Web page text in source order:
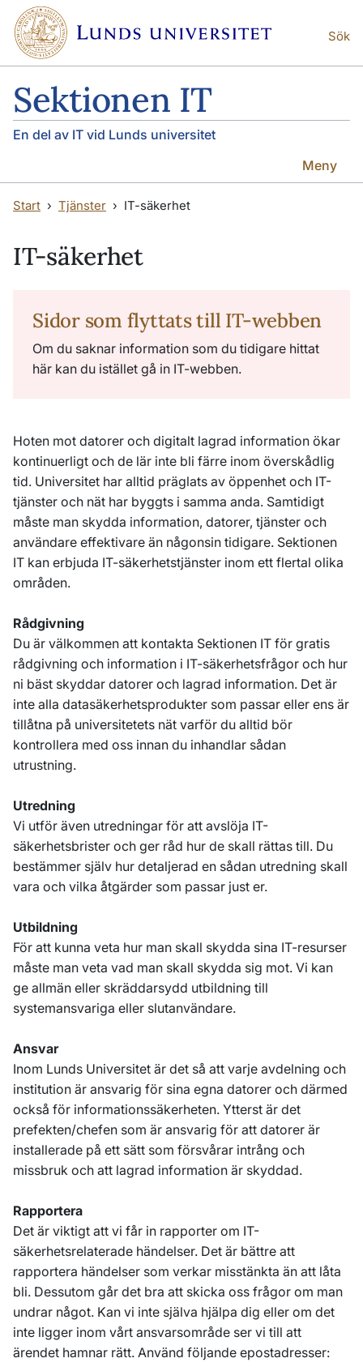
Hoppa till huvudinnehåll
Hoppa till huvudinnehåll
Sök
Sektionen IT
En del av IT vid Lunds universitet
Meny
Start Tjänster IT-säkerhet
IT-säkerhet
Sidor som flyttats till IT-webben
Om du saknar information som du tidigare hittat
här kan du istället gå in IT-webben.
Hoten mot datorer och digitalt lagrad information ökar
kontinuerligt och de lär inte bli färre inom överskådlig
tid. Universitet har alltid präglats av öppenhet och IT-
tjänster och nät har byggts i samma anda. Samtidigt
måste man skydda information, datorer, tjänster och
användare effektivare än någonsin tidigare. Sektionen
IT kan erbjuda IT-säkerhetstjänster inom ett flertal olika
områden.
Rådgivning
Du är välkommen att kontakta Sektionen IT för gratis
rådgivning och information i IT-säkerhetsfrågor och hur
ni bäst skyddar datorer och lagrad information. Det är
inte alla datasäkerhetsprodukter som passar eller ens är
tillåtna på universitetets nät varför du alltid bör
kontrollera med oss innan du inhandlar sådan
utrustning.
Utredning
Vi utför även utredningar för att avslöja IT-
säkerhetsbrister och ger råd hur de skall rättas till. Du
bestämmer själv hur detaljerad en sådan utredning skall
vara och vilka åtgärder som passar just er.
Utbildning
För att kunna veta hur man skall skydda sina IT-resurser
måste man veta vad man skall skydda sig mot. Vi kan
ge allmän eller skräddarsydd utbildning till
systemansvariga eller slutanvändare.
Ansvar
Inom Lunds Universitet är det så att varje avdelning och
institution är ansvarig för sina egna datorer och därmed
också för informationssäkerheten. Ytterst är det
prefekten/chefen som är ansvarig för att datorer är
installerade på ett sätt som försvårar intrång och
missbruk och att lagrad information är skyddad.
Rapportera
Det är viktigt att vi får in rapporter om IT-
säkerhetsrelaterade händelser. Det är bättre att
rapportera händelser som verkar misstänkta än att låta
bli. Dessutom går det bra att skicka oss frågor om man
undrar något. Kan vi inte själva hjälpa dig eller om det
inte ligger inom vårt ansvarsområde ser vi till att
ärendet hamnar rätt. Använd följande epostadresser: